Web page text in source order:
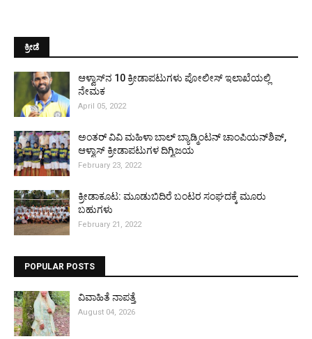
ಕ್ರೀಡೆ
ಆಳ್ವಾಸ್‌ನ 10 ಕ್ರೀಡಾಪಟುಗಳು ಪೋಲೀಸ್ ಇಲಾಖೆಯಲ್ಲಿ
ನೇಮಕ
April 05, 2022
ಅಂತರ್ ವಿವಿ ಮಹಿಳಾ ಬಾಲ್ ಬ್ಯಾಡ್ಮಿಂಟನ್ ಚಾಂಪಿಯನ್‌ಶಿಪ್,
ಆಳ್ವಾಸ್ ಕ್ರೀಡಾಪಟುಗಳ ದಿಗ್ವಿಜಯ
February 23, 2022
ಕ್ರೀಡಾಕೂಟ: ಮೂಡುಬಿದಿರೆ ಬಂಟರ ಸಂಘದಕ್ಕೆ ಮೂರು
ಬಹುಗಳು
February 21, 2022
POPULAR POSTS
ವಿವಾಹಿತೆ ನಾಪತ್ತೆ
August 04, 2026